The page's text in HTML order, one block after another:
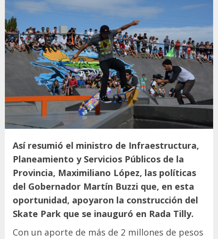
Así resumió el ministro de Infraestructura,
Planeamiento y Servicios Públicos de la
Provincia, Maximiliano López, las políticas
del Gobernador Martín Buzzi que, en esta
oportunidad, apoyaron la construcción del
Skate Park que se inauguró en Rada Tilly.
Con un aporte de más de 2 millones de pesos